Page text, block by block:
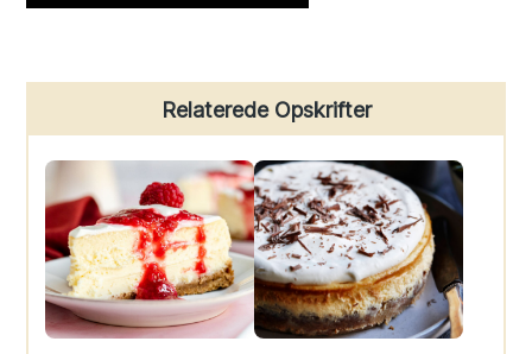
Sidebar
Relaterede Opskrifter